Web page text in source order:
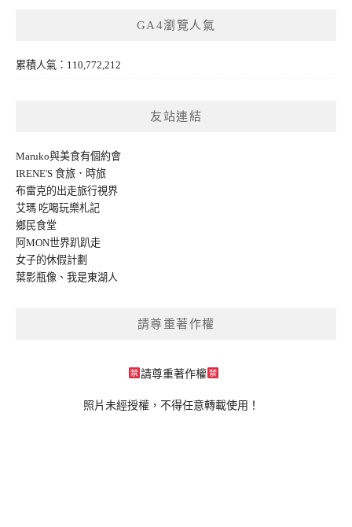
GA4瀏覽人氣
累積人氣：110,772,212
友站連結
Maruko與美食有個約會
IRENE'S 食旅．時旅
布雷克的出走旅行視界
艾瑪 吃喝玩樂札記
鄉民食堂
阿MON世界趴趴走
女子的休假計劃
葉影瓶像 、 我是東湖人
請尊重著作權
請尊重著作權
照片未經授權，不得任意轉載使用！